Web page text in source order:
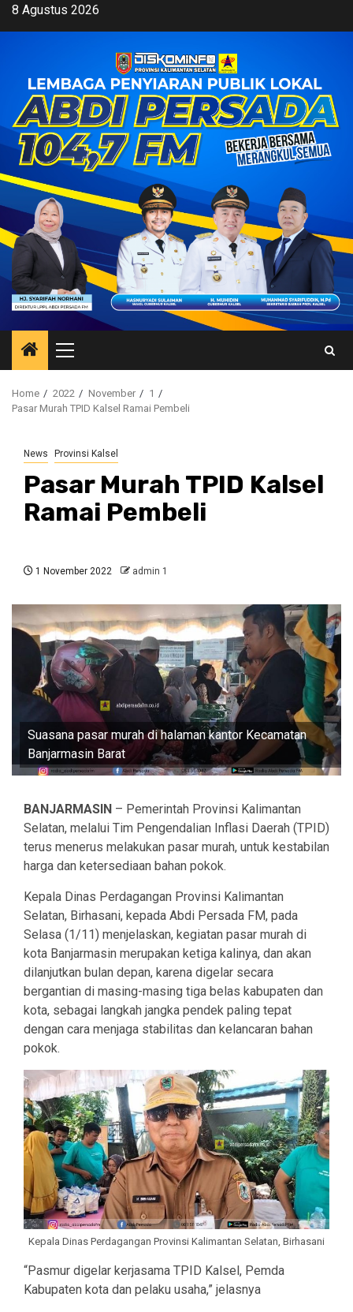
Skip8 Agustus 2026
Primary
Menu
Home 2022 November
1
Pasar Murah TPID Kalsel Ramai Pembeli
News Provinsi Kalsel
Pasar Murah TPID Kalsel
Ramai Pembeli
1 November 2022 admin 1
Suasana pasar murah di halaman kantor Kecamatan
Banjarmasin Barat
BANJARMASIN – Pemerintah Provinsi Kalimantan
Selatan, melalui Tim Pengendalian Inflasi Daerah (TPID)
terus menerus melakukan pasar murah, untuk kestabilan
harga dan ketersediaan bahan pokok.
Kepala Dinas Perdagangan Provinsi Kalimantan
Selatan, Birhasani, kepada Abdi Persada FM, pada
Selasa (1/11) menjelaskan, kegiatan pasar murah di
kota Banjarmasin merupakan ketiga kalinya, dan akan
dilanjutkan bulan depan, karena digelar secara
bergantian di masing-masing tiga belas kabupaten dan
kota, sebagai langkah jangka pendek paling tepat
dengan cara menjaga stabilitas dan kelancaran bahan
pokok.
Kepala Dinas Perdagangan Provinsi Kalimantan Selatan, Birhasani
“Pasmur digelar kerjasama TPID Kalsel, Pemda
Kabupaten kota dan pelaku usaha,” jelasnya